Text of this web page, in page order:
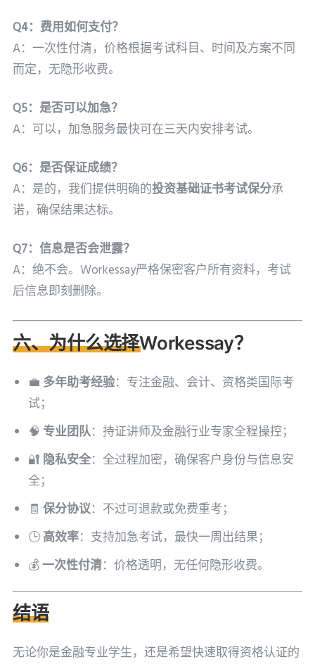
Q4：费用如何支付？
A：一次性付清，价格根据考试科目、时间及方案不同
而定，无隐形收费。
Q5：是否可以加急？
A：可以，加急服务最快可在三天内安排考试。
Q6：是否保证成绩？
A：是的，我们提供明确的投资基础证书考试保分承
诺，确保结果达标。
Q7：信息是否会泄露？
A：绝不会。Workessay严格保密客户所有资料，考试
后信息即刻删除。
六、为什么选择Workessay？
💼 多年助考经验：专注金融、会计、资格类国际考
试；
🧠 专业团队：持证讲师及金融行业专家全程操控；
🔐 隐私安全：全过程加密，确保客户身份与信息安
全；
🧾保分协议：不过可退款或免费重考；
🕒高效率：支持加急考试，最快一周出结果；
💰一次性付清：价格透明，无任何隐形收费。
结语
无论你是金融专业学生，还是希望快速取得资格认证的